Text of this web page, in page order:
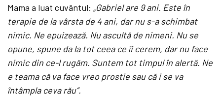
Mama a luat cuvântul: „Gabriel are 9 ani. Este în
terapie de la vârsta de 4 ani, dar nu s-a schimbat
nimic. Ne epuizează. Nu ascultă de nimeni. Nu se
opune, spune da la tot ceea ce îi cerem, dar nu face
nimic din ce-l rugăm. Suntem tot timpul în alertă. Ne
e teama că va face vreo prostie sau că i se va
întâmpla ceva rău”.